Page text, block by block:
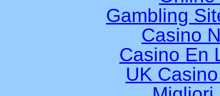
Gambling
Casino
Casino En
UK